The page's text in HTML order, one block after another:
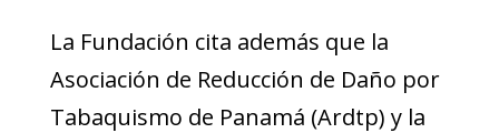
La Fundación cita además que la
Asociación de Reducción de Daño por
Tabaquismo de Panamá (Ardtp) y la